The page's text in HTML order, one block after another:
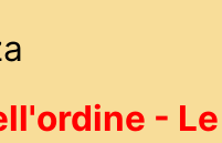
-